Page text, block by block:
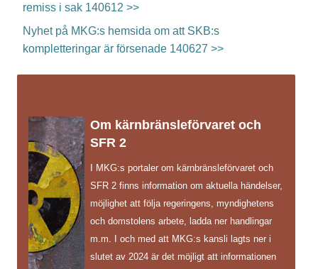
remiss i sak 140612 >>
Nyhet på MKG:s hemsida om att SKB:s
kompletteringar är försenade 140627 >>
Om kärnbränsleförvaret och
SFR 2
I MKG:s portaler om kärnbränsleförvaret och
SFR 2 finns information om aktuella händelser,
möjlighet att följa regeringens, myndighetens
och domstolens arbete, ladda ner handlingar
m.m. I och med att MKG:s kansli lagts ner i
slutet av 2024 är det möjligt att informationen